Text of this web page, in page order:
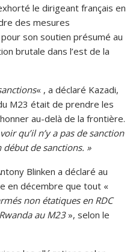
le dirigeant français en
des mesures
son soutien présumé au
brutale dans l’est de la
« , a déclaré Kazadi,
M23 était de prendre les
au-delà de la frontière.
qu’il n’y a pas de sanction
de sanctions. »
Blinken a déclaré au
en décembre que tout «
non étatiques en RDC
au M23», selon le